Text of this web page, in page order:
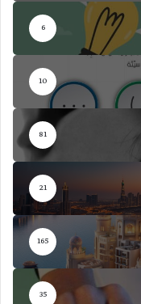
6
10
81
21
165
35